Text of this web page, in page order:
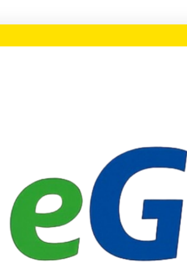
para defender novo ciclo de crescimento em